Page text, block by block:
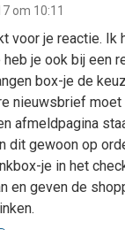
om 10:11
voor je reactie. Ik
heb je ook bij een
box-je de
nieuwsbrief
afmeldpagina
dit gewoon op
je in het
en geven de